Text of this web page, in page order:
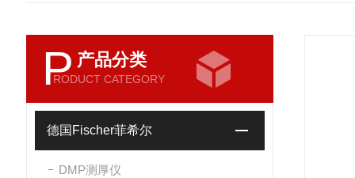
P 产品分类
RODUCT CATEGORY
德国Fischer菲希尔
DMP测厚仪